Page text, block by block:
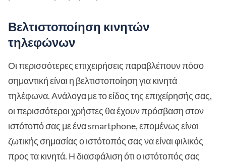
Βελτιστοποίηση κινητών
τηλεφώνων
Οι περισσότερες επιχειρήσεις παραβλέπουν πόσο
σημαντική είναι η βελτιστοποίηση για κινητά
τηλέφωνα. Ανάλογα με το είδος της επιχείρησής σας,
οι περισσότεροι χρήστες θα έχουν πρόσβαση στον
ιστότοπό σας με ένα smartphone, επομένως είναι
ζωτικής σημασίας ο ιστότοπός σας να είναι φιλικός
προς τα κινητά. Η διασφάλιση ότι ο ιστότοπός σας